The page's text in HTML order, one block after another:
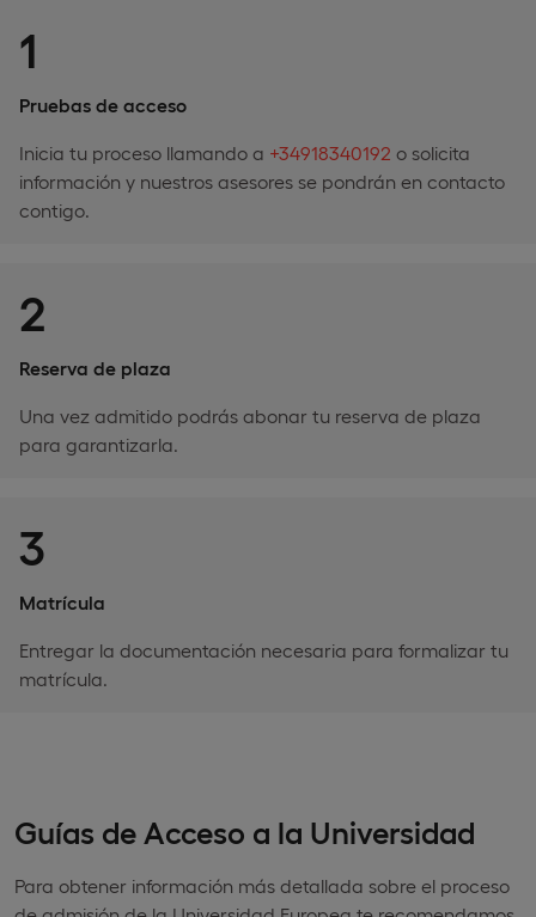
1
Pruebas de acceso
Inicia tu proceso llamando a +34918340192 o solicita
información y nuestros asesores se pondrán en contacto
contigo.
2
Reserva de plaza
Una vez admitido podrás abonar tu reserva de plaza
para garantizarla.
3
Matrícula
Entregar la documentación necesaria para formalizar tu
matrícula.
Guías de Acceso a la Universidad
Para obtener información más detallada sobre el proceso